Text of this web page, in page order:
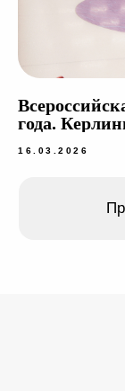
года.
16.03.2026